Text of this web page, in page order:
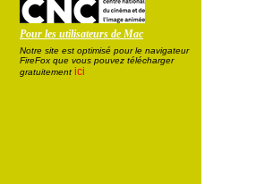
Pour les utilisateurs de Mac
Notre site est optimisé pour le navigateur
FireFox que vous pouvez télécharger
gratuitement ici